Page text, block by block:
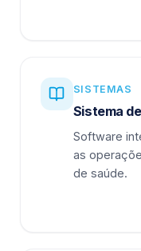
SISTEMAS
Sistema
Software
as
de saúde.